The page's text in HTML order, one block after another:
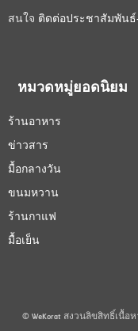
สนใจ ติดต่อประชาสัมพัน
หมวดหมู่ยอดนิยม
ร้านอาหาร
ข่าวสาร
มื้อกลางวัน
ขนมหวาน
ร้านกาแฟ
มื้อเย็น
© WeKorat สงวนลิขสิทธิ์เนื้